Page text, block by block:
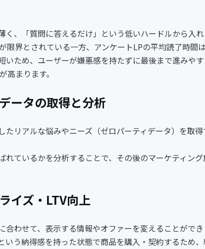
く、「質問に答えるだけ」という低いハードルから入れ
限界とされている一方、アンケートLPの平均読了時間
いため、ユーザーが嫌悪感を持たずに最後まで進みや
高まります。
ータの取得と分析
たリアルな悩みやニーズ（ゼロパーティデータ）を取
れているかを分析することで、その後のマーケティン
イズ・LTV向上
合わせて、表示する情報やオファーを変えることがで
いう納得感を持った状態で商品を購入・契約するため